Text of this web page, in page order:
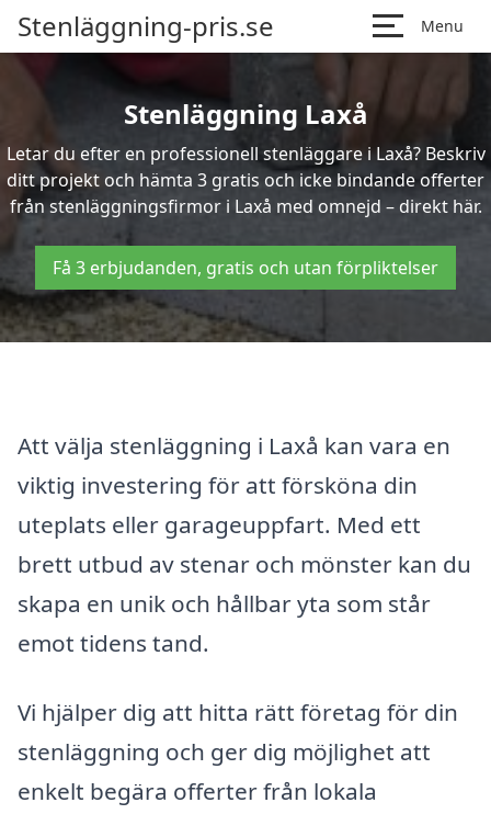
Stenläggning-pris.se Menu
Stenläggning Laxå
Letar du efter en professionell stenläggare i Laxå? Beskriv
ditt projekt och hämta 3 gratis och icke bindande offerter
från stenläggningsfirmor i Laxå med omnejd – direkt här.
Få 3 erbjudanden, gratis och utan förpliktelser
Att välja stenläggning i Laxå kan vara en
viktig investering för att försköna din
uteplats eller garageuppfart. Med ett
brett utbud av stenar och mönster kan du
skapa en unik och hållbar yta som står
emot tidens tand.
Vi hjälper dig att hitta rätt företag för din
stenläggning och ger dig möjlighet att
enkelt begära offerter från lokala